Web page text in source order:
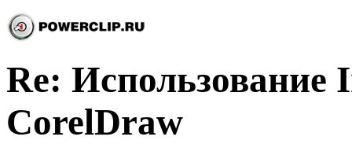
Re: Использование
CorelDraw